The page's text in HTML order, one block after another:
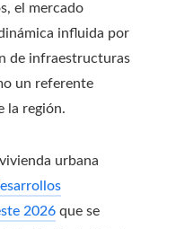
el mercado
influida por
de infraestructuras
un referente
la región.
urbana
2026 que se